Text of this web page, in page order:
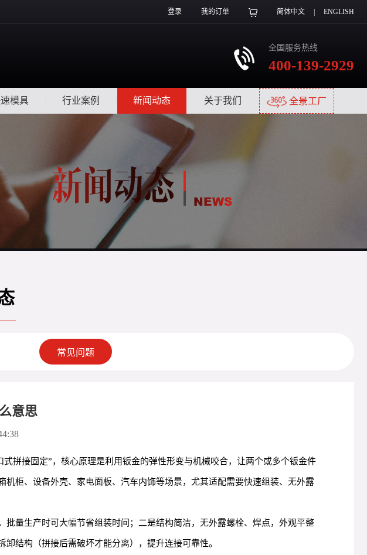
登录 我的订单 简体中文 ENGLISH
全国服务热线
400-139-2929
模具 行业案例 新闻动态 关于我们 全景工厂
常见问题
意思
拼接固定”，核心原理是利用钣金的弹性形变与机械咬合，让两个或多个钣金件
柜、设备外壳、家电面板、汽车内饰等场景，尤其适配需要快速组装、无外露
量生产时可大幅节省组装时间；二是结构简洁，无外露螺栓、焊点，外观平整
结构（拼接后需破坏才能分离），提升连接可靠性。